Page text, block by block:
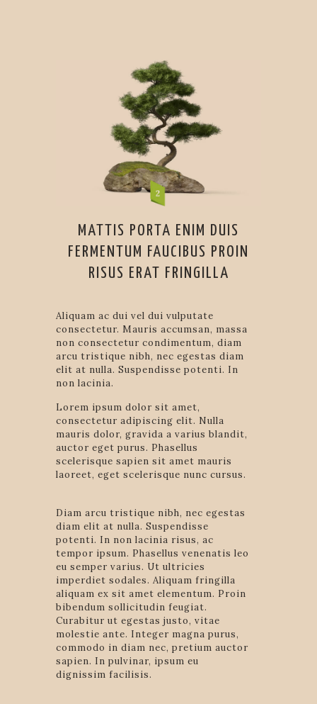
MATTIS PORTA ENIM DUIS
FERMENTUM FAUCIBUS PROIN
RISUS ERAT FRINGILLA
Aliquam ac dui vel dui vulputate
consectetur. Mauris accumsan, massa
non consectetur condimentum, diam
arcu tristique nibh, nec egestas diam
elit at nulla. Suspendisse potenti. In
non lacinia.
Lorem ipsum dolor sit amet,
consectetur adipiscing elit. Nulla
mauris dolor, gravida a varius blandit,
auctor eget purus. Phasellus
scelerisque sapien sit amet mauris
laoreet, eget scelerisque nunc cursus.
Diam arcu tristique nibh, nec egestas
diam elit at nulla. Suspendisse
potenti. In non lacinia risus, ac
tempor ipsum. Phasellus venenatis leo
eu semper varius. Ut ultricies
imperdiet sodales. Aliquam fringilla
aliquam ex sit amet elementum. Proin
bibendum sollicitudin feugiat.
Curabitur ut egestas justo, vitae
molestie ante. Integer magna purus,
commodo in diam nec, pretium auctor
sapien. In pulvinar, ipsum eu
dignissim facilisis.